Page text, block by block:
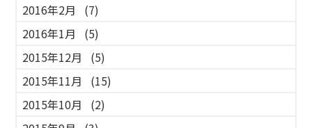
2016年2月
(7)
2016年1月
(5)
2015年12月
(5)
2015年11月
(15)
2015年10月
(2)